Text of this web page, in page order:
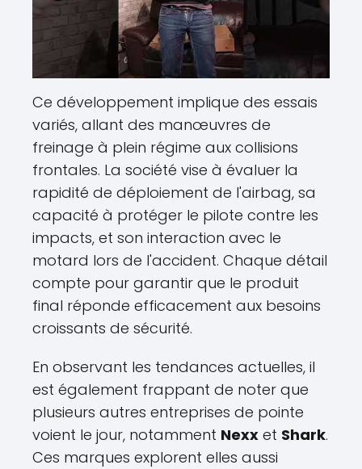
Ce développement implique des essais
variés, allant des manœuvres de
freinage à plein régime aux collisions
frontales. La société vise à évaluer la
rapidité de déploiement de l'airbag, sa
capacité à protéger le pilote contre les
impacts, et son interaction avec le
motard lors de l'accident. Chaque détail
compte pour garantir que le produit
final réponde efficacement aux besoins
croissants de sécurité.
En observant les tendances actuelles, il
est également frappant de noter que
plusieurs autres entreprises de pointe
voient le jour, notamment Nexx et Shark.
Ces marques explorent elles aussi